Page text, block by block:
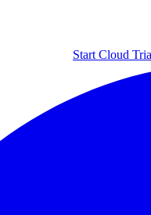
Start Cloud